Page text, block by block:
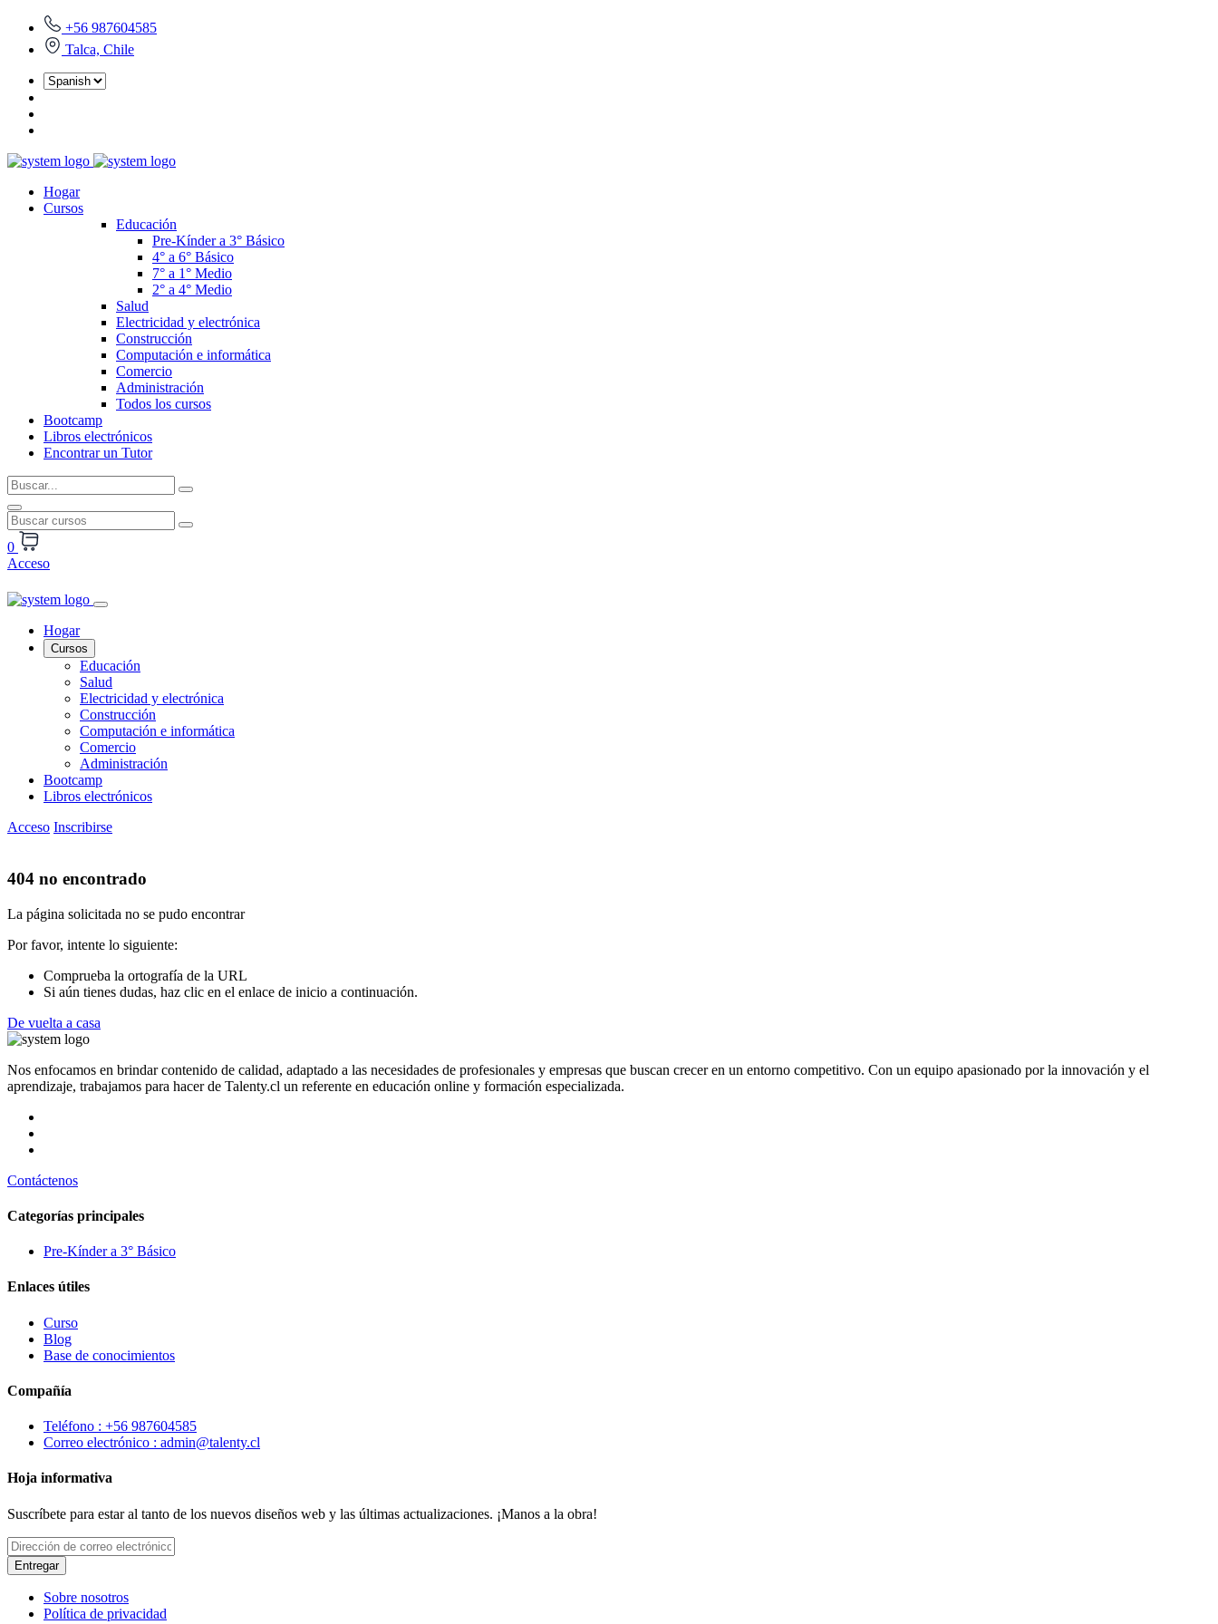
+56 987604585
Talca, Chile
Hogar
Cursos
Educación
Pre-Kínder a 3° Básico
4° a 6° Básico
7° a 1° Medio
2° a 4° Medio
Salud
Electricidad y electrónica
Construcción
Computación e informática
Comercio
Administración
Todos los cursos
Bootcamp
Libros electrónicos
Encontrar un Tutor
0
Acceso
Hogar
Cursos
Educación
Salud
Electricidad y electrónica
Construcción
Computación e informática
Comercio
Administración
Bootcamp
Libros electrónicos
Acceso Inscribirse
404 no encontrado
La página solicitada no se pudo encontrar
Por favor, intente lo siguiente:
Comprueba la ortografía de la URL
Si aún tienes dudas, haz clic en el enlace de inicio a continuación.
De vuelta a casa
Nos enfocamos en brindar contenido de calidad, adaptado a las necesidades de profesionales y empresas que buscan crecer en un entorno competitivo. Con un equipo apasionado por la innovación y el
aprendizaje, trabajamos para hacer de Talenty.cl un referente en educación online y formación especializada.
Contáctenos
Categorías principales
Pre-Kínder a 3° Básico
Enlaces útiles
Curso
Blog
Base de conocimientos
Compañía
Teléfono : +56 987604585
Correo electrónico : admin@talenty.cl
Hoja informativa
Suscríbete para estar al tanto de los nuevos diseños web y las últimas actualizaciones. ¡Manos a la obra!
Entregar
Sobre nosotros
Política de privacidad